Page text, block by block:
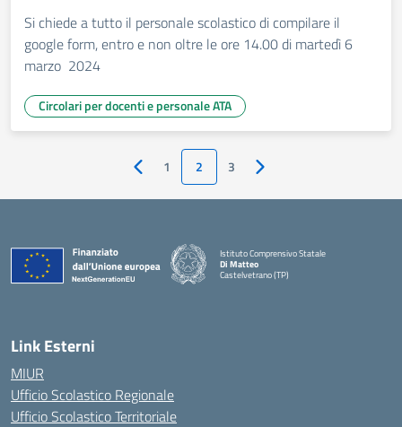
Si chiede a tutto il personale scolastico di compilare il
google form, entro e non oltre le ore 14.00 di martedì 6
marzo 2024
Circolari per docenti e personale ATA
Pagina precedente
1 2 3 Pagina successiva
Istituto Comprensivo Statale
Di Matteo
Castelvetrano (TP)
Link Esterni
MIUR
Ufficio Scolastico Regionale
Ufficio Scolastico Territoriale